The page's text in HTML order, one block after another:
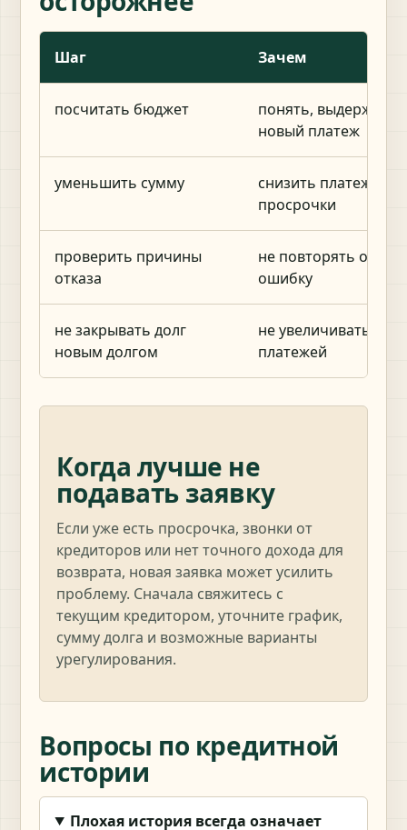
Шаг Зачем
посчитать бюджет
понять, выдержите
новый платеж
уменьшить сумму
снизить платеж и
просрочки
проверить причины
отказа
не повторять одну
ошибку
не закрывать долг
новым долгом
не увеличивать
платежей
Когда лучше не
подавать заявку
Если уже есть просрочка, звонки от
кредиторов или нет точного дохода для
возврата, новая заявка может усилить
проблему. Сначала свяжитесь с
текущим кредитором, уточните график,
сумму долга и возможные варианты
урегулирования.
Вопросы по кредитной
истории
Плохая история всегда означает